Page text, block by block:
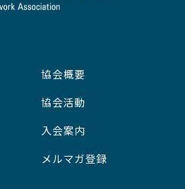
協会概要
協会活動
入会案内
メルマガ登録